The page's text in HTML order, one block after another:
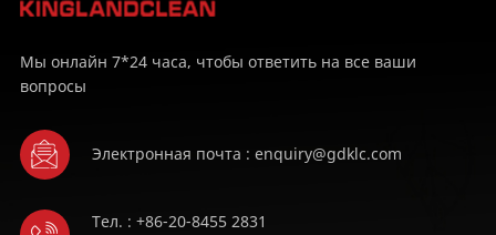
Мы онлайн 7*24 часа, чтобы ответить на все ваши
вопросы
Электронная почта : enquiry@gdklc.com
Тел. : +86-20-8455 2831